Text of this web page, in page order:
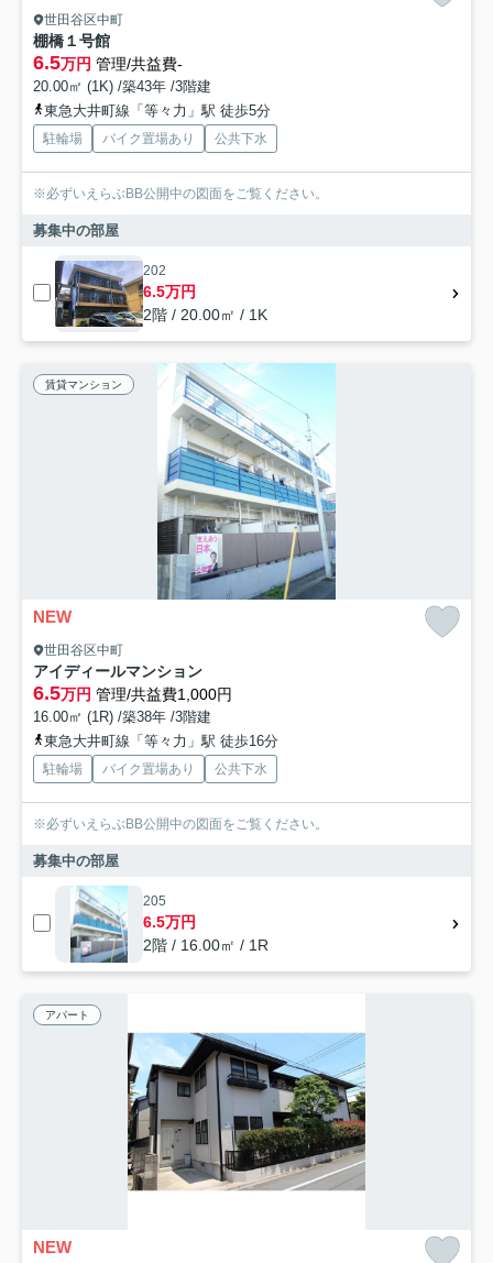
世田谷区中町
棚橋１号館
6.5万円 管理/共益費-
20.00㎡ (1K) /築43年 /3階建
東急大井町線「等々力」駅 徒歩5分
駐輪場 バイク置場あり 公共下水
※必ずいえらぶBB公開中の図面をご覧ください。
募集中の部屋
202
6.5万円
2階 / 20.00㎡ / 1K
賃貸マンション
NEW
世田谷区中町
アイディールマンション
6.5万円 管理/共益費1,000円
16.00㎡ (1R) /築38年 /3階建
東急大井町線「等々力」駅 徒歩16分
駐輪場 バイク置場あり 公共下水
※必ずいえらぶBB公開中の図面をご覧ください。
募集中の部屋
205
6.5万円
2階 / 16.00㎡ / 1R
アパート
NEW